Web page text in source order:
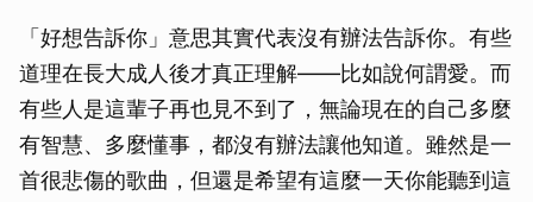
「好想告訴你」意思其實代表沒有辦法告訴你。有些
道理在長大成人後才真正理解——比如說何謂愛。而
有些人是這輩子再也見不到了，無論現在的自己多麼
有智慧、多麼懂事，都沒有辦法讓他知道。雖然是一
首很悲傷的歌曲，但還是希望有這麼一天你能聽到這